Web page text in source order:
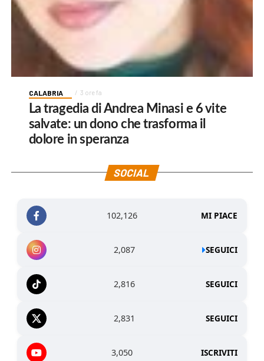
CALABRIA 3 ore fa
La tragedia di Andrea Minasi e 6 vite
salvate: un dono che trasforma il
dolore in speranza
SOCIAL
102,126 MI PIACE
2,087 SEGUICI
2,816 SEGUICI
2,831 SEGUICI
3,050 ISCRIVITI